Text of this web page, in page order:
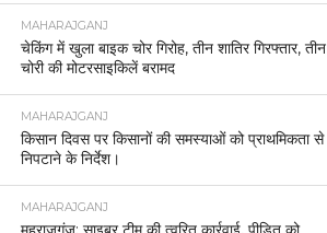
MAHARAJGANJ
चेकिंग में खुला बाइक चोर गिरोह, तीन शातिर गिरफ्तार, तीन
चोरी की मोटरसाइकिलें बरामद
MAHARAJGANJ
किसान दिवस पर किसानों की समस्याओं को प्राथमिकता से
निपटाने के निर्देश।
MAHARAJGANJ